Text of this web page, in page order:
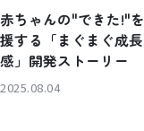
赤ちゃんの"できた!"
援する「まぐまぐ成
感」開発ストーリー
2025.08.04